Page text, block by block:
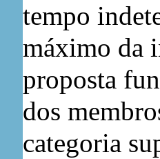
tempo
máximo da
proposta
dos
categoria